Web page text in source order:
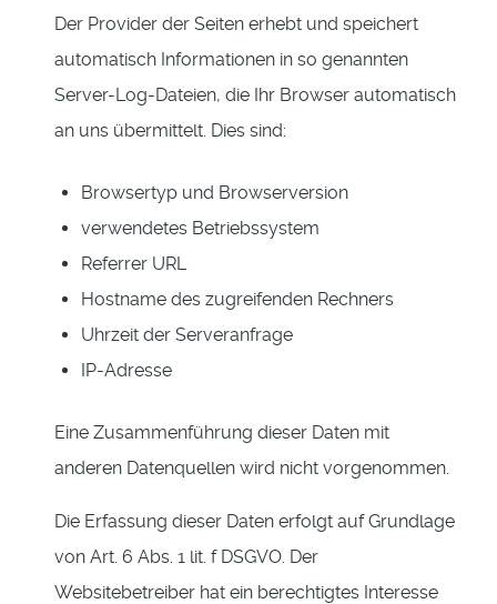
Der Provider der Seiten erhebt und speichert
automatisch Informationen in so genannten
Server-Log-Dateien, die Ihr Browser automatisch
an uns übermittelt. Dies sind:
Browsertyp und Browserversion
verwendetes Betriebssystem
Referrer URL
Hostname des zugreifenden Rechners
Uhrzeit der Serveranfrage
IP-Adresse
Eine Zusammenführung dieser Daten mit
anderen Datenquellen wird nicht vorgenommen.
Die Erfassung dieser Daten erfolgt auf Grundlage
von Art. 6 Abs. 1 lit. f DSGVO. Der
Websitebetreiber hat ein berechtigtes Interesse